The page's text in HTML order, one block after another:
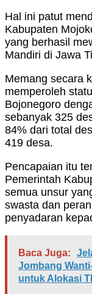
Hal ini patut
Kabupaten
yang berhasil
Mandiri di Jawa
Memang secara
memperoleh
Bojonegoro
sebanyak 325
84% dari total
419 desa.
Pencapaian itu
Pemerintah
semua unsur
swasta dan
penyadaran
Baca Juga:
Jombang
untuk Alokasi